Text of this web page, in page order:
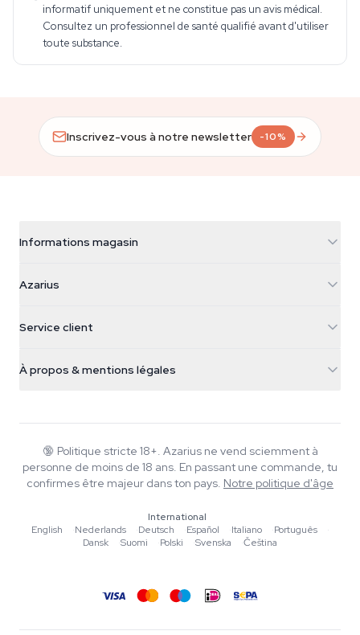
informatif uniquement et ne constitue pas un avis médical.
Consultez un professionnel de santé qualifié avant d'utiliser
toute substance.
Inscrivez-vous à notre newsletter -10%
Informations magasin
Galvaniweg 11
Nederland
+31(0)204897914
Azarius
Smokeshop
Service client
Politique de retour
Politique de confidentialité
À propos & mentions légales
Wiki
Musique
Normes éditoriales
Outils & Calculateurs
🔞 Politique stricte 18+. Azarius ne vend sciemment à
personne de moins de 18 ans. En passant une commande, tu
confirmes être majeur dans ton pays. Notre politique d'âge
International
English
·Nederlands ·Deutsch ·Español ·Italiano ·Português
·
Dansk
·Suomi ·Polski ·Svenska ·Čeština